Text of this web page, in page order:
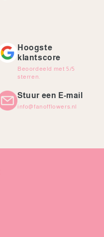
Hoogste
klantscore
Beoordeeld met 5/5
sterren.
Stuur een E-mail
info@fanofflowers.nl